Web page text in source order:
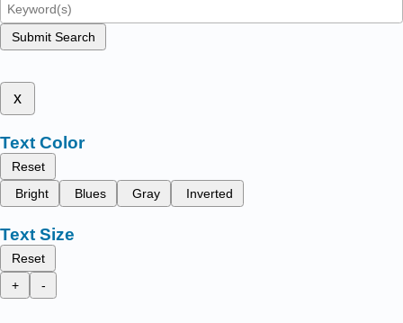
Submit Search
x
Text Color
Reset
Bright
Blues Gray Inverted
Text Size
Reset
+
-